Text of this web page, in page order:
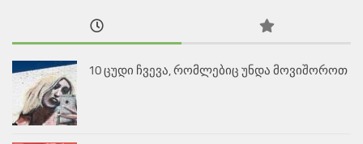
10 ცუდი ჩვევა, რომლებიც უნდა მოვიშოროთ